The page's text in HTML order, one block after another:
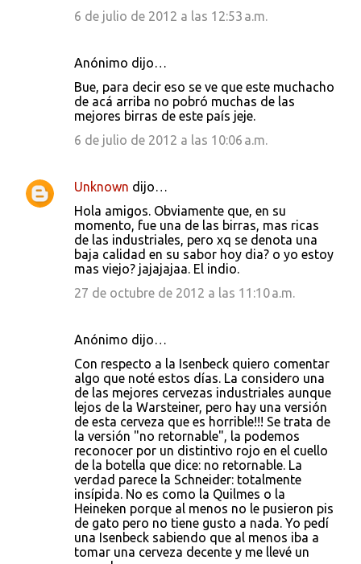
6 de julio de 2012 a las 12:53 a.m.
Anónimo dijo…
Bue, para decir eso se ve que este muchacho
de acá arriba no pobró muchas de las
mejores birras de este país jeje.
6 de julio de 2012 a las 10:06 a.m.
Unknown dijo…
Hola amigos. Obviamente que, en su
momento, fue una de las birras, mas ricas
de las industriales, pero xq se denota una
baja calidad en su sabor hoy dia? o yo estoy
mas viejo? jajajajaa. El indio.
27 de octubre de 2012 a las 11:10 a.m.
Anónimo dijo…
Con respecto a la Isenbeck quiero comentar
algo que noté estos días. La considero una
de las mejores cervezas industriales aunque
lejos de la Warsteiner, pero hay una versión
de esta cerveza que es horrible!!! Se trata de
la versión "no retornable", la podemos
reconocer por un distintivo rojo en el cuello
de la botella que dice: no retornable. La
verdad parece la Schneider: totalmente
insípida. No es como la Quilmes o la
Heineken porque al menos no le pusieron pis
de gato pero no tiene gusto a nada. Yo pedí
una Isenbeck sabiendo que al menos iba a
tomar una cerveza decente y me llevé un